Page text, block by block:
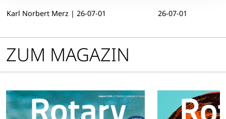
werden soll, ist Gründlichkeit
essentiell.
Karl Norbert Merz | 26-07-01
Das Team
Gesellschaft“
einbringen.
26-07-01
ZUM MAGAZIN